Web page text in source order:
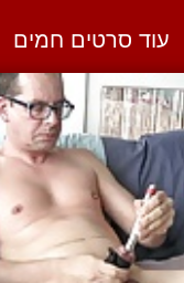
עוד סרטים חמים